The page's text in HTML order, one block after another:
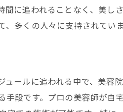
に追われることなく、美し
多くの人々に支持されていま
ールに追われる中で、美容
段です。プロの美容師が自